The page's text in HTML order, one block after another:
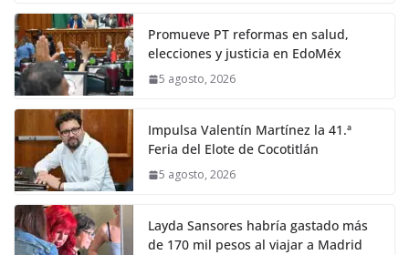
Promueve PT reformas en salud,
elecciones y justicia en EdoMéx
5 agosto, 2026
Impulsa Valentín Martínez la 41.ª
Feria del Elote de Cocotitlán
5 agosto, 2026
Layda Sansores habría gastado más
de 170 mil pesos al viajar a Madrid